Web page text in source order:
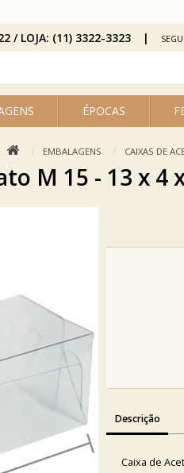
ÉPOCAS
/ LOJA: (11) 3322-3323
EMBALAGENS CAIXAS DE
M 15 - 13 x 4
Descrição
Caixa de